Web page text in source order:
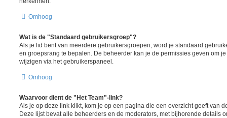
Omhoog
Wat is de "Standaard gebruikersgroep"?
Als je lid bent van meerdere gebruikersgroepen, word je standaard
en groepsrang te bepalen. De beheerder kan je de permissies geven om
wijzigen via het gebruikerspaneel.
Omhoog
Waarvoor dient de "Het Team"-link?
Als je op deze link klikt, kom je op een pagina die een overzicht geeft van
Deze lijst bevat alle beheerders en de moderators, met bijhorende details